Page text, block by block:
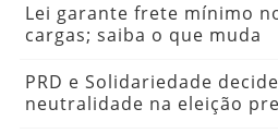
Lei garante frete mínimo
cargas; saiba o que muda
PRD e Solidariedade
neutralidade na eleição